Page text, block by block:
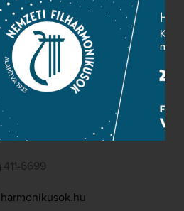
Komor Marcell u. 1. (Müpa)
411-6600
411-6699